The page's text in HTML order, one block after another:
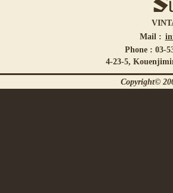
Mail :
Phone : 03-
4-23-5,
Copyright©